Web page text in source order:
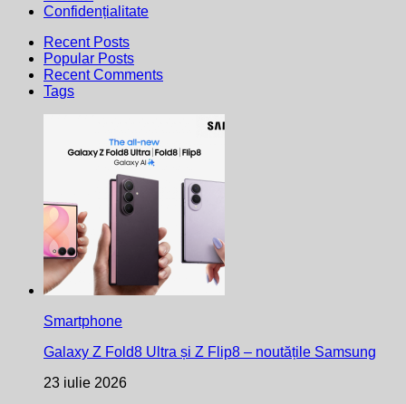
Confidențialitate
Recent Posts
Popular Posts
Recent Comments
Tags
Smartphone
Galaxy Z Fold8 Ultra și Z Flip8 – noutățile Samsung
23 iulie 2026